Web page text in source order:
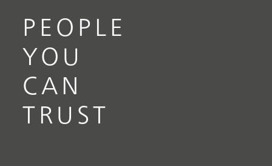
PEOPLE
YOU
CAN
TRUST